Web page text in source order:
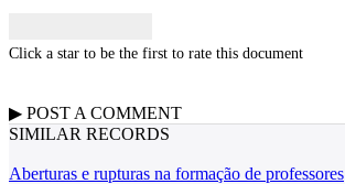
Click a star to be the first to rate this document
▶ POST A COMMENT
SIMILAR RECORDS
Aberturas e rupturas na formação de professores